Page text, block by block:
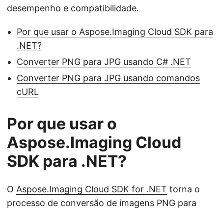
desempenho e compatibilidade.
Por que usar o Aspose.Imaging Cloud SDK para
.NET?
Converter PNG para JPG usando C# .NET
Converter PNG para JPG usando comandos
cURL
Por que usar o
Aspose.Imaging Cloud
SDK para .NET?
O Aspose.Imaging Cloud SDK for .NET torna o
processo de conversão de imagens PNG para